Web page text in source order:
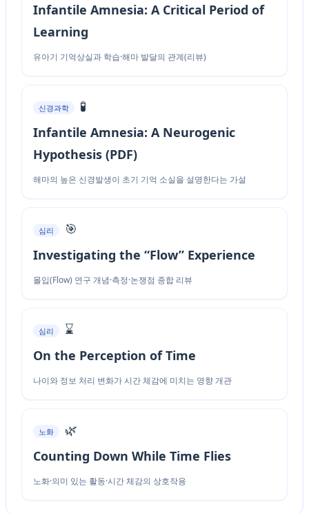
Infantile Amnesia: A Critical Period of
Learning
유아기 기억상실과 학습·해마 발달의 관계(리뷰)
신경과학
🧪
Infantile Amnesia: A Neurogenic
Hypothesis (PDF)
해마의 높은 신경발생이 초기 기억 소실을 설명한다는 가설
심리
🎯
Investigating the “Flow” Experience
몰입(Flow) 연구 개념·측정·논쟁점 종합 리뷰
심리
⌛
On the Perception of Time
나이와 정보 처리 변화가 시간 체감에 미치는 영향 개관
노화
🌿
Counting Down While Time Flies
노화·의미 있는 활동·시간 체감의 상호작용